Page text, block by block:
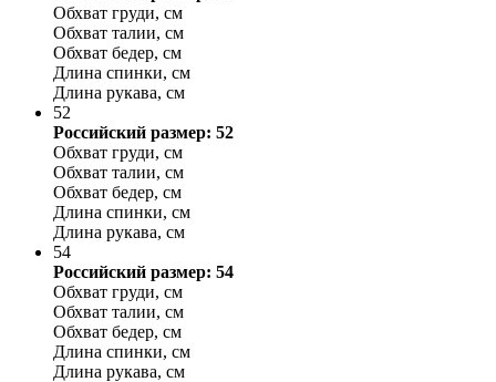
Обхват груди, см
Обхват талии, см
Обхват бедер, см
Длина спинки, см
Длина рукава, см
52
Российский размер: 52
Обхват груди, см
Обхват талии, см
Обхват бедер, см
Длина спинки, см
Длина рукава, см
54
Российский размер: 54
Обхват груди, см
Обхват талии, см
Обхват бедер, см
Длина спинки, см
Длина рукава, см